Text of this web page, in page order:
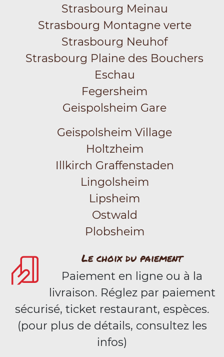
Strasbourg Meinau
Strasbourg Montagne verte
Strasbourg Neuhof
Strasbourg Plaine des Bouchers
Eschau
Fegersheim
Geispolsheim Gare
Geispolsheim Village
Holtzheim
Illkirch Graffenstaden
Lingolsheim
Lipsheim
Ostwald
Plobsheim
Le choix du paiement
Paiement en ligne ou à la
livraison. Réglez par paiement
sécurisé, ticket restaurant, espèces.
(pour plus de détails, consultez les
infos)